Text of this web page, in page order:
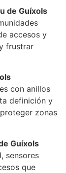
de Guíxols
accesos y
frustrar
con anillos
definición y
zonas
Guíxols
sensores
que